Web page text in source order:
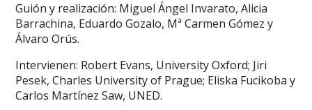
Guión y realización: Miguel Ángel Invarato, Alicia
Barrachina, Eduardo Gozalo, Mª Carmen Gómez y
Álvaro Orús.
Intervienen: Robert Evans, University Oxford; Jiri
Pesek, Charles University of Prague; Eliska Fucikoba y
Carlos Martínez Saw, UNED.